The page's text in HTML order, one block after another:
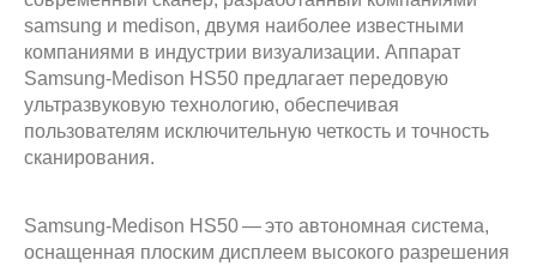
samsung и medison, двумя наиболее известными
компаниями в индустрии визуализации. Аппарат
Samsung-Medison HS50 предлагает передовую
ультразвуковую технологию, обеспечивая
пользователям исключительную четкость и точность
сканирования.
Samsung-Medison HS50 — это автономная система,
оснащенная плоским дисплеем высокого разрешения